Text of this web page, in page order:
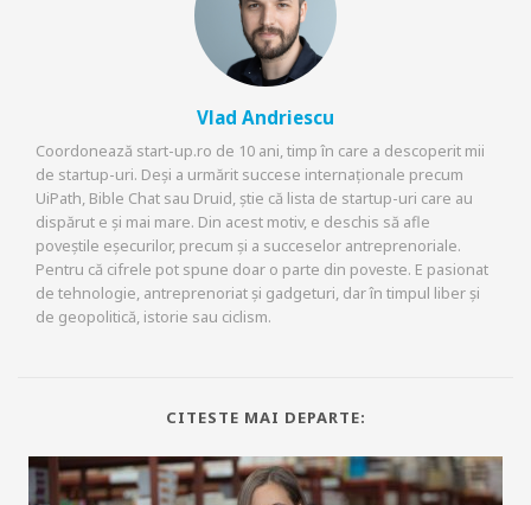
Vlad Andriescu
Coordonează start-up.ro de 10 ani, timp în care a descoperit mii
de startup-uri. Deși a urmărit succese internaționale precum
UiPath, Bible Chat sau Druid, știe că lista de startup-uri care au
dispărut e și mai mare. Din acest motiv, e deschis să afle
poveștile eșecurilor, precum și a succeselor antreprenoriale.
Pentru că cifrele pot spune doar o parte din poveste. E pasionat
de tehnologie, antreprenoriat și gadgeturi, dar în timpul liber și
de geopolitică, istorie sau ciclism.
CITESTE MAI DEPARTE: